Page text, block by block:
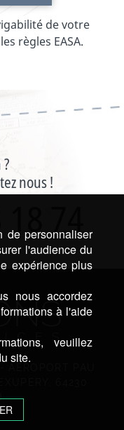
de votre
règles EASA.
nous !
74
AÉROPORT PAU
de personnaliser
l'audience du
expérience plus
nous accordez
à l'aide
veuillez
site.